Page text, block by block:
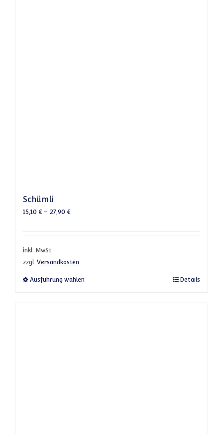
Schümli
15,10 €– 27,90 €
inkl. MwSt.
zzgl. Versandkosten
Ausführung wählen Dieses Produkt weist mehrere Varianten
Details